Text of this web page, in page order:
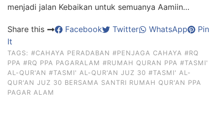
menjadi jalan Kebaikan untuk semuanya Aamiin…
Share this Facebook Twitter WhatsApp
Pin
It
TAGS: #CAHAYA PERADABAN #PENJAGA CAHAYA #RQ
PPA #RQ PPA PAGARALAM #RUMAH QURAN PPA #TASMI'
AL-QUR'AN #TASMI' AL-QUR'AN JUZ 30 #TASMI' AL-
QUR'AN JUZ 30 BERSAMA SANTRI RUMAH QUR'AN PPA
PAGAR ALAM